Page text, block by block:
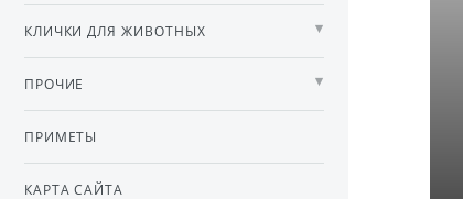
КЛИЧКИ ДЛЯ ЖИВОТНЫХ
ПРОЧИЕ
ПРИМЕТЫ
КАРТА САЙТА